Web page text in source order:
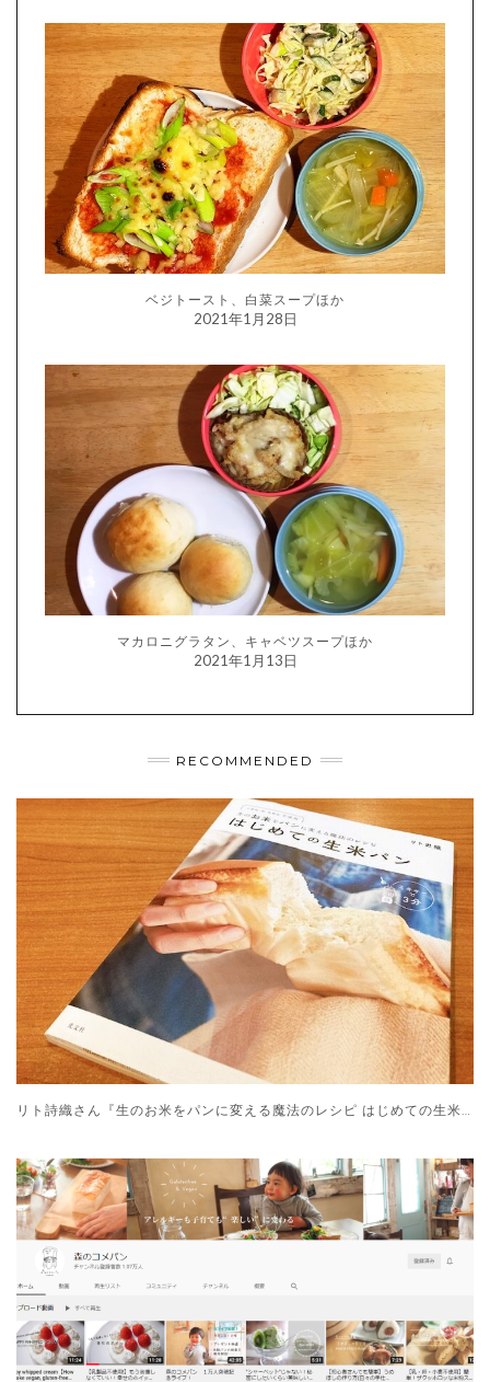
ベジトースト、白菜スープほか
2021年1月28日
マカロニグラタン、キャベツスープほか
2021年1月13日
RECOMMENDED
リト詩織さん『生のお米をパンに変える魔法のレシピ はじめての生米パン』